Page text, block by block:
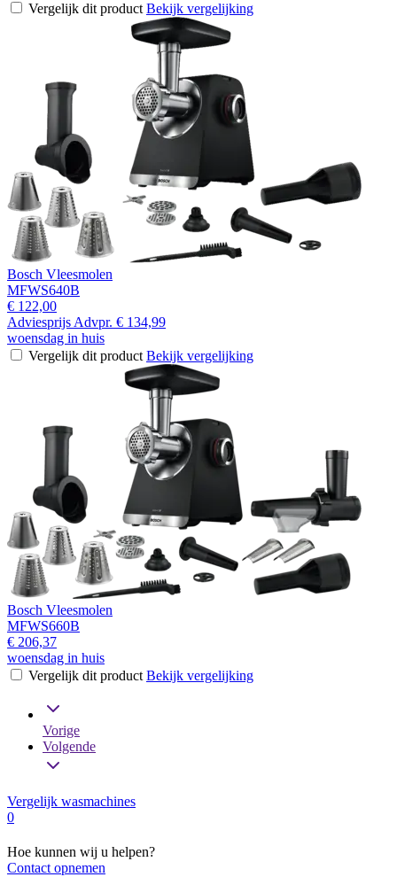
Vergelijk dit product Bekijk vergelijking
Bosch Vleesmolen
MFWS640B
€ 122,00
Adviesprijs Advpr. € 134,99
woensdag in huis
Vergelijk dit product Bekijk vergelijking
Bosch Vleesmolen
MFWS660B
€ 206,37
woensdag in huis
Vergelijk dit product Bekijk vergelijking
Vorige
Volgende
Vergelijk wasmachines
0
Hoe kunnen wij u helpen?
Contact opnemen